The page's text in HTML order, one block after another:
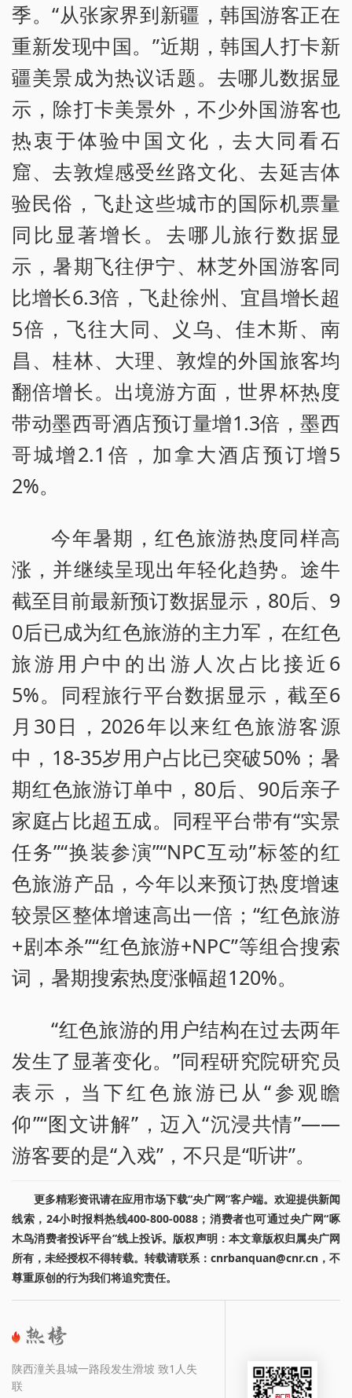
季。“从张家界到新疆，韩国游客正在
重新发现中国。”近期，韩国人打卡新
疆美景成为热议话题。去哪儿数据显
示，除打卡美景外，不少外国游客也
热衷于体验中国文化，去大同看石
窟、去敦煌感受丝路文化、去延吉体
验民俗，飞赴这些城市的国际机票量
同比显著增长。去哪儿旅行数据显
示，暑期飞往伊宁、林芝外国游客同
比增长6.3倍，飞赴徐州、宜昌增长超
5倍，飞往大同、义乌、佳木斯、南
昌、桂林、大理、敦煌的外国旅客均
翻倍增长。出境游方面，世界杯热度
带动墨西哥酒店预订量增1.3倍，墨西
哥城增2.1倍，加拿大酒店预订增5
2%。
今年暑期，红色旅游热度同样高
涨，并继续呈现出年轻化趋势。途牛
截至目前最新预订数据显示，80后、9
0后已成为红色旅游的主力军，在红色
旅游用户中的出游人次占比接近6
5%。同程旅行平台数据显示，截至6
月30日，2026年以来红色旅游客源
中，18-35岁用户占比已突破50%；暑
期红色旅游订单中，80后、90后亲子
家庭占比超五成。同程平台带有“实景
任务”“换装参演”“NPC互动”标签的红
色旅游产品，今年以来预订热度增速
较景区整体增速高出一倍；“红色旅游
+剧本杀”“红色旅游+NPC”等组合搜索
词，暑期搜索热度涨幅超120%。
“红色旅游的用户结构在过去两年
发生了显著变化。”同程研究院研究员
表示，当下红色旅游已从“参观瞻
仰”“图文讲解”，迈入“沉浸共情”——
游客要的是“入戏”，不只是“听讲”。
更多精彩资讯请在应用市场下载“央广网”客户端。欢迎提供新闻
线索，24小时报料热线400-800-0088；消费者也可通过央广网“啄
木鸟消费者投诉平台”线上投诉。版权声明：本文章版权归属央广网
所有，未经授权不得转载。转载请联系：cnrbanquan@cnr.cn，不
尊重原创的行为我们将追究责任。
陕西潼关县城一路段发生滑坡 致1人失
联